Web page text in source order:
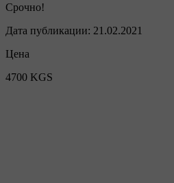
Срочно!
Дата публикации: 21.02.2021
Цена
4700 KGS